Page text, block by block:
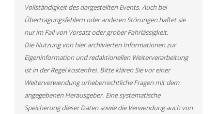
Vollständigkeit des dargestellten Events. Auch bei
Übertragungsfehlern oder anderen Störungen haftet sie
nur im Fall von Vorsatz oder grober Fahrlässigkeit.
Die Nutzung von hier archivierten Informationen zur
Eigeninformation und redaktionellen Weiterverarbeitung
ist in der Regel kostenfrei. Bitte klären Sie vor einer
Weiterverwendung urheberrechtliche Fragen mit dem
angegebenen Herausgeber. Eine systematische
Speicherung dieser Daten sowie die Verwendung auch von